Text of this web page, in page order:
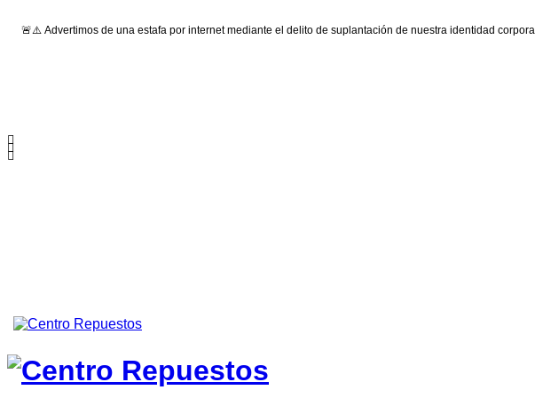
🚨⚠️ Advertimos de una estafa por internet mediante el delito de suplantación de nuestra identidad